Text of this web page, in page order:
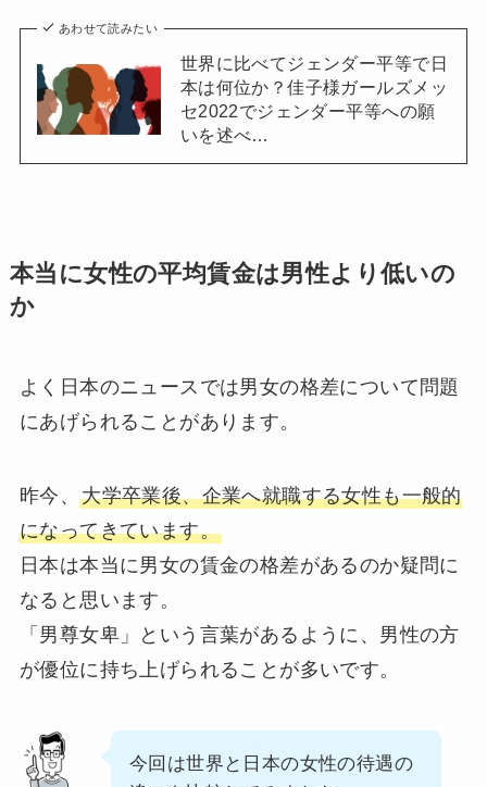
あわせて読みたい
世界に比べてジェンダー平等で日
本は何位か？佳子様ガールズメッ
セ2022でジェンダー平等への願
いを述べ…
本当に女性の平均賃金は男性より低いの
か
よく日本のニュースでは男女の格差について問題
にあげられることがあります。
昨今、大学卒業後、企業へ就職する女性も一般的
になってきています。
日本は本当に男女の賃金の格差があるのか疑問に
なると思います。
「男尊女卑」という言葉があるように、男性の方
が優位に持ち上げられることが多いです。
今回は世界と日本の女性の待遇の